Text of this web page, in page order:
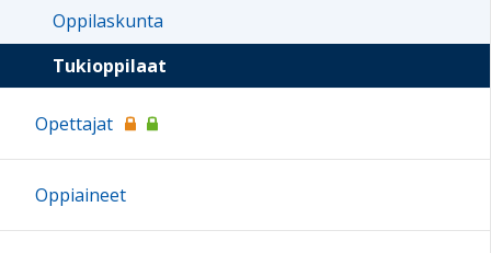
Oppilaskunta
Tukioppilaat
Opettajat
Oppiaineet